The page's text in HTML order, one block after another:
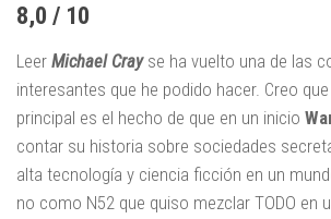
8,0 / 10
Leer Michael Cray se ha vuelto una de las
interesantes que he podido hacer. Creo
principal es el hecho de que en un inicio
contar su historia sobre sociedades
alta tecnología y ciencia ficción en un
no como N52 que quiso mezclar TODO en